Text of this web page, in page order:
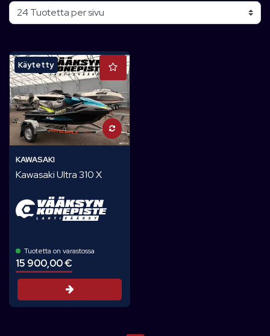
Käytetty
KAWASAKI
Kawasaki Ultra 310 X
Tuotetta on varastossa
15 900,00 €
Tarjouspyyntö